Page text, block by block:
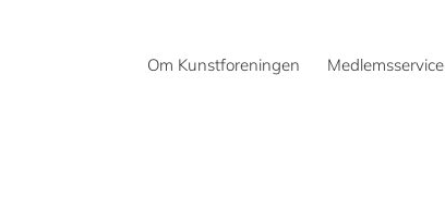
Om Kunstforeningen Medlemsservice